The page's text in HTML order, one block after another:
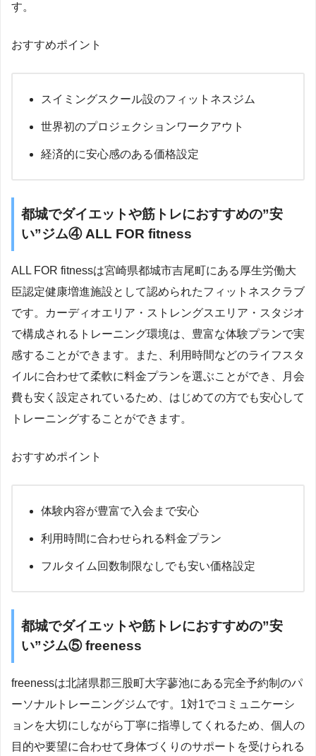
す。
おすすめポイント
スイミングスクール設のフィットネスジム
世界初のプロジェクションワークアウト
経済的に安心感のある価格設定
都城でダイエットや筋トレにおすすめの”安
い”ジム④ ALL FOR fitness
ALL FOR fitnessは宮崎県都城市吉尾町にある厚生労働大
臣認定健康増進施設として認められたフィットネスクラブ
です。カーディオエリア・ストレングスエリア・スタジオ
で構成されるトレーニング環境は、豊富な体験プランで実
感することができます。また、利用時間などのライフスタ
イルに合わせて柔軟に料金プランを選ぶことができ、月会
費も安く設定されているため、はじめての方でも安心して
トレーニングすることができます。
おすすめポイント
体験内容が豊富で入会まで安心
利用時間に合わせられる料金プラン
フルタイム回数制限なしでも安い価格設定
都城でダイエットや筋トレにおすすめの”安
い”ジム⑤ freeness
freenessは北諸県郡三股町大字蓼池にある完全予約制のパ
ーソナルトレーニングジムです。1対1でコミュニケーシ
ョンを大切にしながら丁寧に指導してくれるため、個人の
目的や要望に合わせて身体づくりのサポートを受けられる